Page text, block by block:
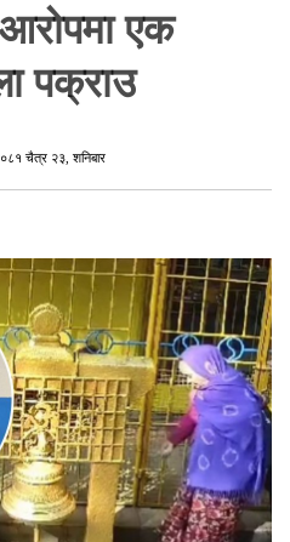
एक
पक्राउ
चैत्र २३, शनिबार